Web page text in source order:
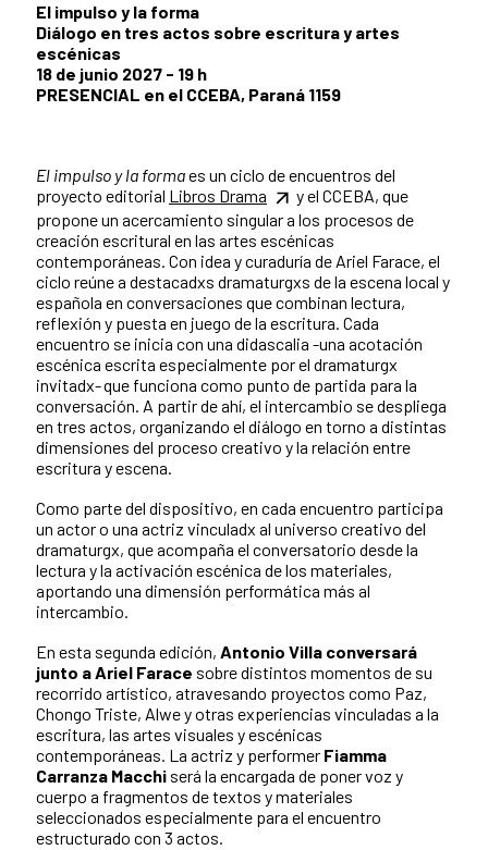
El impulso y la forma
Diálogo en tres actos sobre escritura y artes
escénicas
18 de junio 2027 - 19 h
PRESENCIAL en el CCEBA, Paraná 1159
El impulso y la formaes un ciclo de encuentros del
proyecto editorial Libros Drama
y el CCEBA, que
propone un acercamiento singular a los procesos de
creación escritural en las artes escénicas
contemporáneas. Con idea y curaduría de Ariel Farace, el
ciclo reúne a destacadxs dramaturgxs de la escena local y
española en conversaciones que combinan lectura,
reflexión y puesta en juego de la escritura. Cada
encuentro se inicia con una didascalia -una acotación
escénica escrita especialmente por el dramaturgx
invitadx- que funciona como punto de partida para la
conversación. A partir de ahí, el intercambio se despliega
en tres actos, organizando el diálogo en torno a distintas
dimensiones del proceso creativo y la relación entre
escritura y escena.
Como parte del dispositivo, en cada encuentro participa
un actor o una actriz vinculadx al universo creativo del
dramaturgx, que acompaña el conversatorio desde la
lectura y la activación escénica de los materiales,
aportando una dimensión performática más al
intercambio.
En esta segunda edición, Antonio Villa conversará
junto a Ariel Farace sobre distintos momentos de su
recorrido artístico, atravesando proyectos como Paz,
Chongo Triste, Alwe y otras experiencias vinculadas a la
escritura, las artes visuales y escénicas
contemporáneas. La actriz y performer Fiamma
Carranza Macchi será la encargada de poner voz y
cuerpo a fragmentos de textos y materiales
seleccionados especialmente para el encuentro
estructurado con 3 actos.